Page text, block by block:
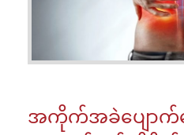
အကိုက်အခဲပျောက်